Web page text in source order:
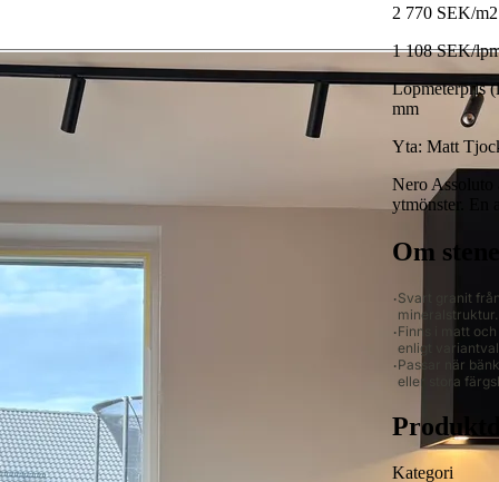
2 770 SEK/m2
1 108 SEK/
Löpmeterpris
mm
Yta: Matt
Nero Assoluto
ytmönster. En
Om
Svart granit
mineralstruktur.
Finns i matt
enligt
Passar när
eller stora
Kategori